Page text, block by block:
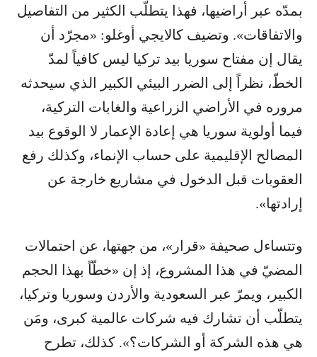
بمدّه عبر أراضيها، فهذا يتطلّب الكثير من التفاصيل
والاتفاقات». وتضيف كالايجي أوغلو: «مجرّد أن
يقال إن مفتاح سوريا بيد تركيا ليس كافياً لمدّ
الخطّ، نظراً إلى الضرر البيئي الكبير الذي سيحدثه
مروره في الأراضي الزراعية والغابات التركية،
فيما أولوية سوريا هي إعادة الإعمار لا الوقوع بيد
المصالح الإقليمية على حساب الإنماء، وكذلك رفع
العقوبات قبل الدخول في مشاريع خارجة عن
إرادتها».
وتتساءل صحيفة «قرار»، من جهتها، عن احتمالات
المضيّ في هذا المشروع، إذ إن «خطّاً بهذا الحجم
الكبير، ويمرّ عبر السعودية والأردن وسوريا وتركيا،
يتطلّب أن تشارك فيه شركات عالمية كبرى، ومَن
هي هذه الشركة أو الشركات؟». كذلك، تطرح